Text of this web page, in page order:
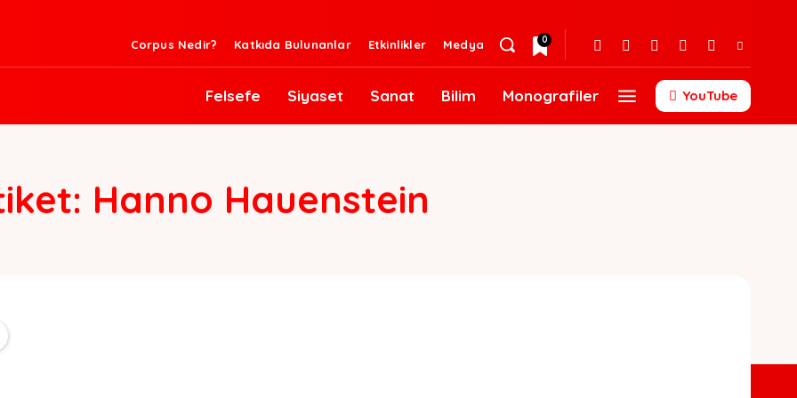
Corpus Nedir? Katkıda Bulunanlar Etkinlikler Medya 0
Felsefe Siyaset Sanat Bilim Monografiler YouTube
Hanno Hauenstein